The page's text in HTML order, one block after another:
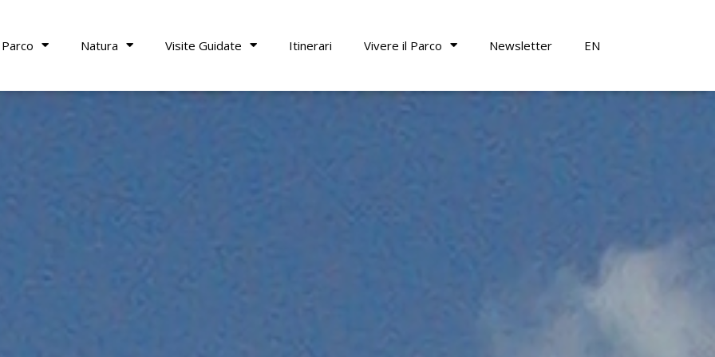
Natura Visite Guidate Itinerari Vivere il Parco Newsletter EN